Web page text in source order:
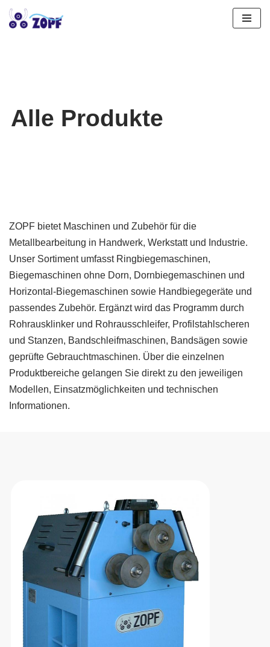
Alle Produkte
ZOPF bietet Maschinen und Zubehör für die
Metallbearbeitung in Handwerk, Werkstatt und Industrie.
Unser Sortiment umfasst Ringbiegemaschinen,
Biegemaschinen ohne Dorn, Dornbiegemaschinen und
Horizontal-Biegemaschinen sowie Handbiegegeräte und
passendes Zubehör. Ergänzt wird das Programm durch
Rohrausklinker und Rohrausschleifer, Profilstahlscheren
und Stanzen, Bandschleifmaschinen, Bandsägen sowie
geprüfte Gebrauchtmaschinen. Über die einzelnen
Produktbereiche gelangen Sie direkt zu den jeweiligen
Modellen, Einsatzmöglichkeiten und technischen
Informationen.